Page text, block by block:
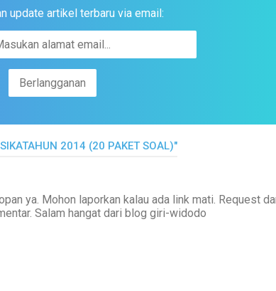
update artikel terbaru via email:
2014 (20 PAKET SOAL)"
ya. Mohon laporkan kalau ada link mati. Request
Salam hangat dari blog giri-widodo